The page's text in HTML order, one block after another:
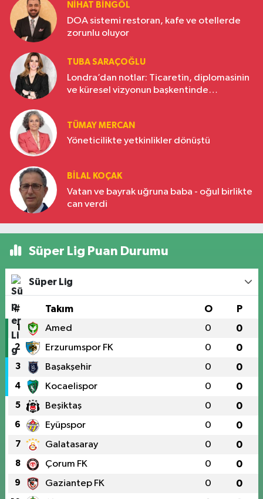
NIHAT BINGÖL
DOA sistemi restoran, kafe ve otellerde
zorunlu oluyor
TUBA SARAÇOĞLU
Londra’dan notlar: Ticaretin, diplomasinin
ve küresel vizyonun başkentinde
TÜMAY MERCAN
Yöneticilikte yetkinlikler dönüştü
BILAL KOÇAK
Vatan ve bayrak uğruna baba - oğul birlikte
can verdi
Süper Lig Puan Durumu
Süper Lig
# Takım O P
1 Amed 0 0
2 Erzurumspor FK 0 0
3 Başakşehir 0 0
4 Kocaelispor 0 0
5 Beşiktaş 0 0
6 Eyüpspor 0 0
7 Galatasaray 0 0
8 Çorum FK 0 0
9 Gaziantep FK 0 0